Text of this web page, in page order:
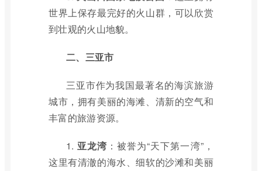
世界上保存最完好的火山群，可以欣赏
到壮观的火山地貌。
二、三亚市
三亚市作为我国最著名的海滨旅游
城市，拥有美丽的海滩、清新的空气和
丰富的旅游资源。
1. 亚龙湾 ：被誉为“天下第一湾”，
这里有清澈的海水、细软的沙滩和美丽